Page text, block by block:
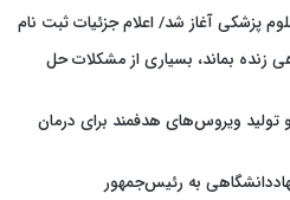
پزشکی آغاز شد/ اعلام جزئیات ثبت نام
زنده بماند، بسیاری از مشکلات حل
تولید ویروس‌های هدفمند برای درمان
به رئیس‌جمهور